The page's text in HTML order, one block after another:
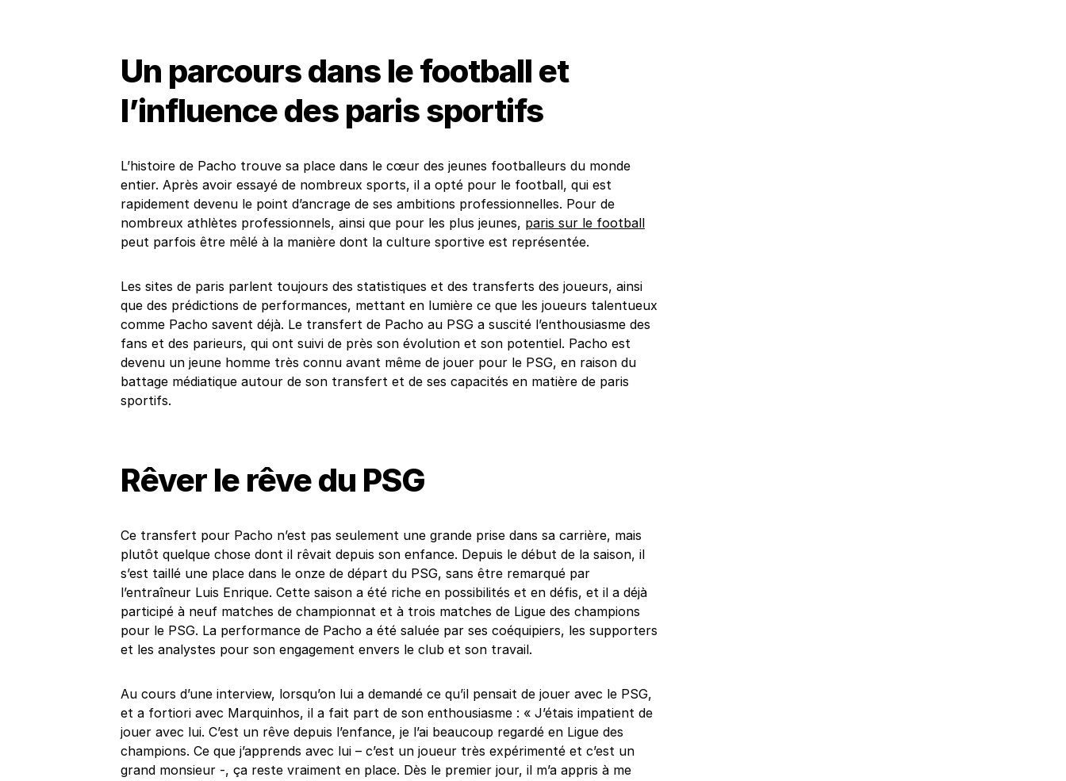
Un parcours dans le football et
l’influence des paris sportifs
L’histoire de Pacho trouve sa place dans le cœur des jeunes footballeurs du monde
entier. Après avoir essayé de nombreux sports, il a opté pour le football, qui est
rapidement devenu le point d’ancrage de ses ambitions professionnelles. Pour de
nombreux athlètes professionnels, ainsi que pour les plus jeunes, paris sur le football
peut parfois être mêlé à la manière dont la culture sportive est représentée.
Les sites de paris parlent toujours des statistiques et des transferts des joueurs, ainsi
que des prédictions de performances, mettant en lumière ce que les joueurs talentueux
comme Pacho savent déjà. Le transfert de Pacho au PSG a suscité l’enthousiasme des
fans et des parieurs, qui ont suivi de près son évolution et son potentiel. Pacho est
devenu un jeune homme très connu avant même de jouer pour le PSG, en raison du
battage médiatique autour de son transfert et de ses capacités en matière de paris
sportifs.
Rêver le rêve du PSG
Ce transfert pour Pacho n’est pas seulement une grande prise dans sa carrière, mais
plutôt quelque chose dont il rêvait depuis son enfance. Depuis le début de la saison, il
s’est taillé une place dans le onze de départ du PSG, sans être remarqué par
l’entraîneur Luis Enrique. Cette saison a été riche en possibilités et en défis, et il a déjà
participé à neuf matches de championnat et à trois matches de Ligue des champions
pour le PSG. La performance de Pacho a été saluée par ses coéquipiers, les supporters
et les analystes pour son engagement envers le club et son travail.
Au cours d’une interview, lorsqu’on lui a demandé ce qu’il pensait de jouer avec le PSG,
et a fortiori avec Marquinhos, il a fait part de son enthousiasme : « J’étais impatient de
jouer avec lui. C’est un rêve depuis l’enfance, je l’ai beaucoup regardé en Ligue des
champions. Ce que j’apprends avec lui – c’est un joueur très expérimenté et c’est un
grand monsieur -, ça reste vraiment en place. Dès le premier jour, il m’a appris à me